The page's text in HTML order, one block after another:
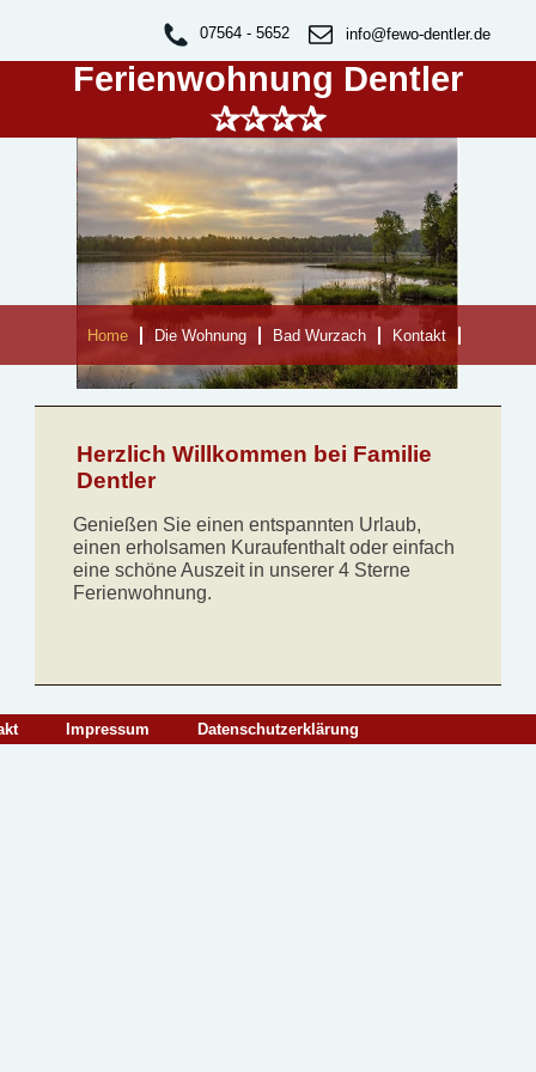
07564 - 5652 info@fewo-dentler.de
Ferienwohnung Dentler
✰✰✰✰
Home Die Wohnung Bad Wurzach Kontakt
Herzlich Willkommen bei Familie
Dentler
Genießen Sie einen entspannten Urlaub,
einen erholsamen Kuraufenthalt oder einfach
eine schöne Auszeit in unserer 4 Sterne
Ferienwohnung.
Impressum Datenschutzerklärung